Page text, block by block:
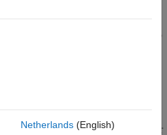
ブジェクトまたは関数の宣言に型の
は未定義になります。
サイズと符号属性が同じ場合です。
な未使用のコードでは起動されませ
Netherlands(English)